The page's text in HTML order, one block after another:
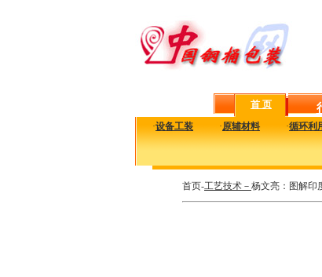
首 页
·设备工装 ·原辅材料 ·循环利
首页-工艺技术－ 杨文亮：图解印